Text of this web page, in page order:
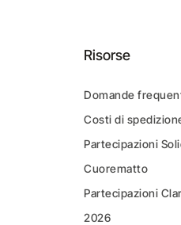
Risorse
Domande
Costi di
Partecipazioni
Cuorematto
Partecipazioni
2026